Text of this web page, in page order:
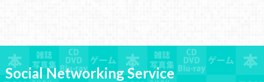
Social Networking Service